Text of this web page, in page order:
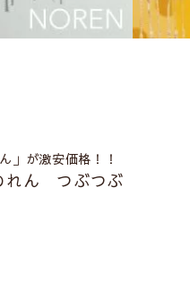
」が激安価格！！
れん つぶつぶ